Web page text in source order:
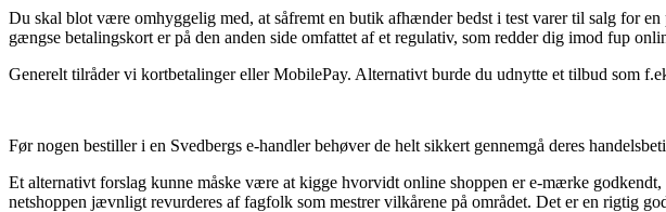
Du skal blot være omhyggelig med, at såfremt en butik afhænder bedst i test varer til salg for
gængse betalingskort er på den anden side omfattet af et regulativ, som redder dig imod fup
Generelt tilråder vi kortbetalinger eller MobilePay. Alternativt burde du udnytte et tilbud som
Før nogen bestiller i en Svedbergs e-handler behøver de helt sikkert gennemgå deres
Et alternativt forslag kunne måske være at kigge hvorvidt online shoppen er e-mærke
netshoppen jævnligt revurderes af fagfolk som mestrer vilkårene på området. Det er en rigtig